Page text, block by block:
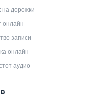
на дорожки
онлайн
записи
онлайн
аудио